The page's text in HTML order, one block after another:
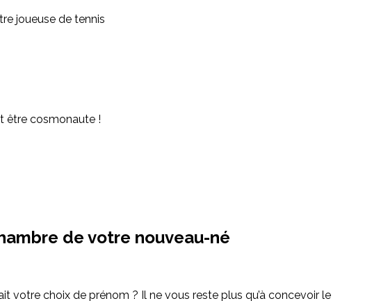
joueuse de tennis
être cosmonaute !
de votre nouveau-né
votre choix de prénom ? Il ne vous reste plus qu’à concevoir le